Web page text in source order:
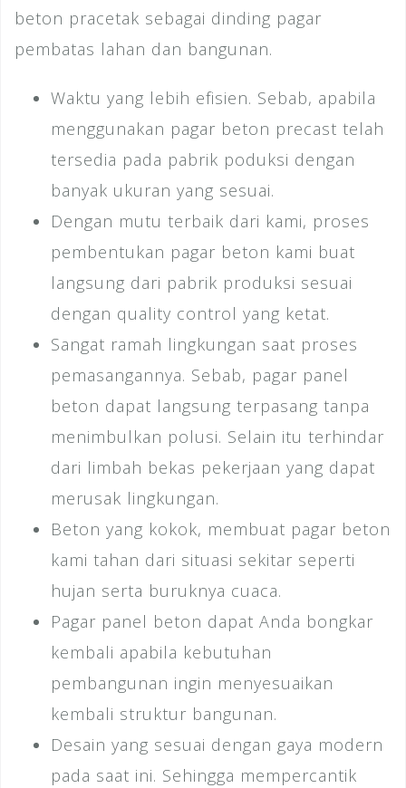
beton pracetak sebagai dinding pagar
pembatas lahan dan bangunan.
Waktu yang lebih efisien. Sebab, apabila
menggunakan pagar beton precast telah
tersedia pada pabrik poduksi dengan
banyak ukuran yang sesuai.
Dengan mutu terbaik dari kami, proses
pembentukan pagar beton kami buat
langsung dari pabrik produksi sesuai
dengan quality control yang ketat.
Sangat ramah lingkungan saat proses
pemasangannya. Sebab, pagar panel
beton dapat langsung terpasang tanpa
menimbulkan polusi. Selain itu terhindar
dari limbah bekas pekerjaan yang dapat
merusak lingkungan.
Beton yang kokok, membuat pagar beton
kami tahan dari situasi sekitar seperti
hujan serta buruknya cuaca.
Pagar panel beton dapat Anda bongkar
kembali apabila kebutuhan
pembangunan ingin menyesuaikan
kembali struktur bangunan.
Desain yang sesuai dengan gaya modern
pada saat ini. Sehingga mempercantik